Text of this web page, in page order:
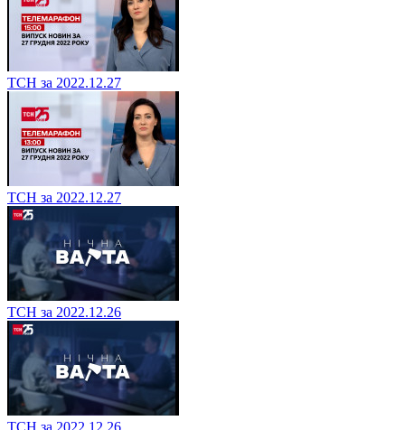
ТСН за 2022.12.27
ТСН за 2022.12.27
ТСН за 2022.12.26
ТСН за 2022.12.26